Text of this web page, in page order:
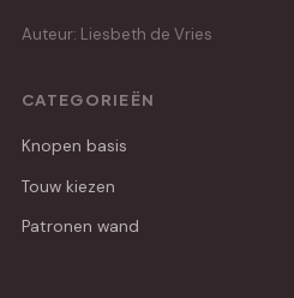
Auteur: Liesbeth de Vries
CATEGORIEËN
Knopen basis
Touw kiezen
Patronen wand